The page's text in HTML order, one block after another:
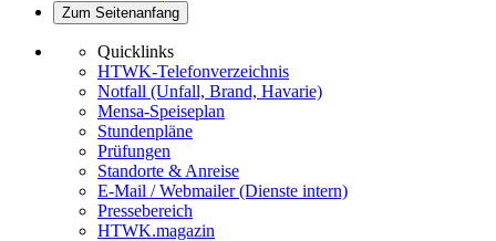
Zum Seitenanfang
Quicklinks
HTWK-Telefonverzeichnis
Notfall (Unfall, Brand, Havarie)
Mensa-Speiseplan
Stundenpläne
Prüfungen
Standorte & Anreise
E-Mail / Webmailer (Dienste intern)
Pressebereich
HTWK.magazin